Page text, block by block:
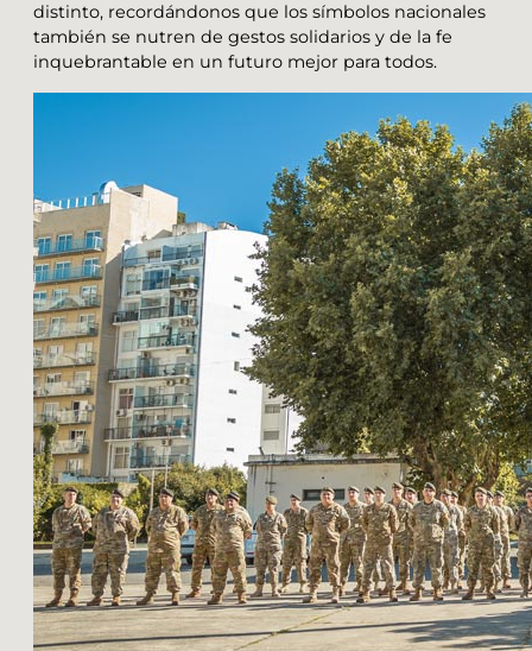
distinto, recordándonos que los símbolos nacionales
también se nutren de gestos solidarios y de la fe
inquebrantable en un futuro mejor para todos.